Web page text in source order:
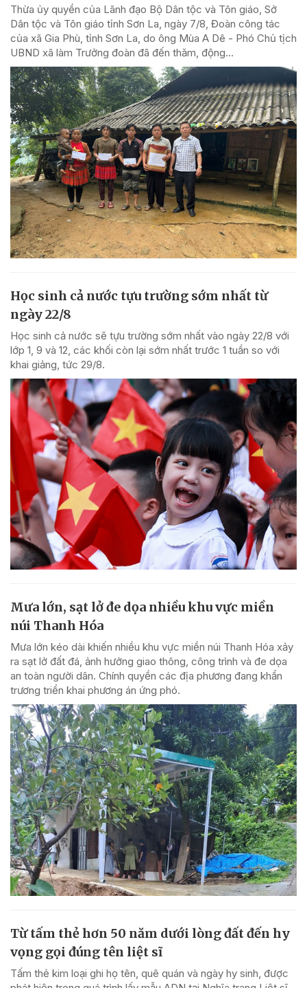
Thừa ủy quyền của Lãnh đạo Bộ Dân tộc và Tôn giáo, Sở
Dân tộc và Tôn giáo tỉnh Sơn La, ngày 7/8, Đoàn công tác
của xã Gia Phù, tỉnh Sơn La, do ông Mùa A Dê - Phó Chủ tịch
UBND xã làm Trưởng đoàn đã đến thăm, động...
Học sinh cả nước tựu trường sớm nhất từ
ngày 22/8
Học sinh cả nước sẽ tựu trường sớm nhất vào ngày 22/8 với
lớp 1, 9 và 12, các khối còn lại sớm nhất trước 1 tuần so với
khai giảng, tức 29/8.
Mưa lớn, sạt lở đe dọa nhiều khu vực miền
núi Thanh Hóa
Mưa lớn kéo dài khiến nhiều khu vực miền núi Thanh Hóa xảy
ra sạt lở đất đá, ảnh hưởng giao thông, công trình và đe dọa
an toàn người dân. Chính quyền các địa phương đang khẩn
trương triển khai phương án ứng phó.
Từ tấm thẻ hơn 50 năm dưới lòng đất đến hy
vọng gọi đúng tên liệt sĩ
Tấm thẻ kim loại ghi họ tên, quê quán và ngày hy sinh, được